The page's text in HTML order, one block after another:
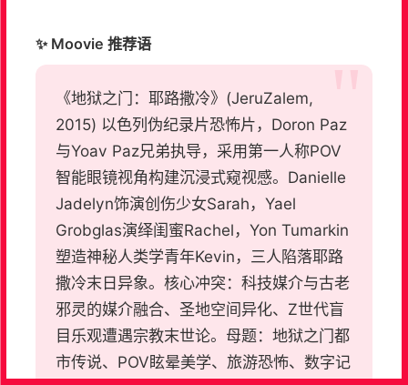
✨ Moovie 推荐语
《地狱之门：耶路撒冷》(JeruZalem,
2015) 以色列伪纪录片恐怖片，Doron Paz
与Yoav Paz兄弟执导，采用第一人称POV
智能眼镜视角构建沉浸式窥视感。Danielle
Jadelyn饰演创伤少女Sarah，Yael
Grobglas演绎闺蜜Rachel，Yon Tumarkin
塑造神秘人类学青年Kevin，三人陷落耶路
撒冷末日异象。核心冲突：科技媒介与古老
邪灵的媒介融合、圣地空间异化、Z世代盲
目乐观遭遇宗教末世论。母题：地狱之门都
市传说、POV眩晕美学、旅游恐怖、数字记